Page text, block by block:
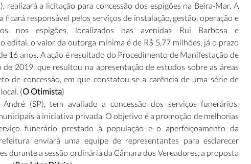
realizará a licitação para concessão dos espigões na Beira-Mar. A
ficará responsável pelos serviços de instalação, gestão, operação e
nos espigões, localizados nas avenidas Rui Barbosa e
edital, o valor da outorga mínima é de R$ 5,77 milhões, já o prazo
16 anos. A ação é resultado do Procedimento de Manifestação de
2019, que resultou na apresentação de estudos sobre as áreas
de concessão, em que constatou-se a carência de uma série de
(O Otimista)
(SP), tem avaliado a concessão dos serviços funerários,
à iniciativa privada. O objetivo é a promoção de melhorias
funerário prestado à população e o aperfeiçoamento da
enviará uma equipe de representantes para esclarecer
durante a sessão ordinária da Câmara dos Vereadores, a proposta